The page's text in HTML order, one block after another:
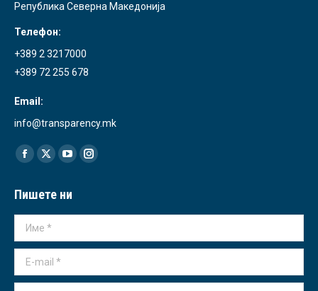
Република Северна Македонија
Телефон:
+389 2 3217000
+389 72 255 678
Email:
info@transparency.mk
Find us on:
Facebook
opens
in
new
X
opens
in
YouTube
opens
in
Instagram
in
Пишете ни
Име *
E-mail *